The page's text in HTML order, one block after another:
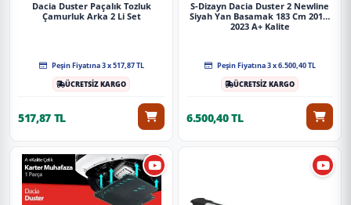
Dacia Duster Paçalık Tozluk
Çamurluk Arka 2 Li Set
Peşin Fiyatına 3 x 517,87 TL
ÜCRETSİZ KARGO
517,87 TL
S-Dizayn Dacia Duster 2 Newline
Siyah Yan Basamak 183 Cm 2018-
2023 A+ Kalite
Peşin Fiyatına 3 x 6.500,40 TL
ÜCRETSİZ KARGO
6.500,40 TL